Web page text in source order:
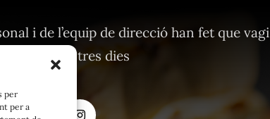
per
per a
i de l’equip de direcció han fet que vagi
fins els nostres dies